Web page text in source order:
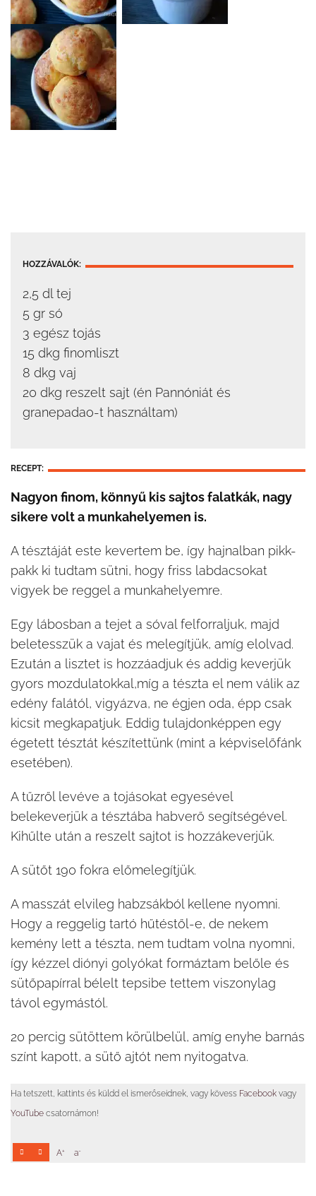
HOZZÁVALÓK:
2,5 dl tej
5 gr só
3 egész tojás
15 dkg finomliszt
8 dkg vaj
20 dkg reszelt sajt (én Pannóniát és
granepadao-t használtam)
RECEPT:
Nagyon finom, könnyű kis sajtos falatkák, nagy
sikere volt a munkahelyemen is.
A tésztáját este kevertem be, így hajnalban pikk-
pakk ki tudtam sütni, hogy friss labdacsokat
vigyek be reggel a munkahelyemre.
Egy lábosban a tejet a sóval felforraljuk, majd
beletesszük a vajat és melegítjük, amíg elolvad.
Ezután a lisztet is hozzáadjuk és addig keverjük
gyors mozdulatokkal,míg a tészta el nem válik az
edény falától, vigyázva, ne égjen oda, épp csak
kicsit megkapatjuk. Eddig tulajdonképpen egy
égetett tésztát készítettünk (mint a képviselőfánk
esetében).
A tűzről levéve a tojásokat egyesével
belekeverjük a tésztába habverő segítségével.
Kihűlte után a reszelt sajtot is hozzákeverjük.
A sütőt 190 fokra előmelegítjük.
A masszát elvileg habzsákból kellene nyomni.
Hogy a reggelig tartó hűtéstől-e, de nekem
kemény lett a tészta, nem tudtam volna nyomni,
így kézzel diónyi golyókat formáztam belőle és
sütőpapírral bélelt tepsibe tettem viszonylag
távol egymástól.
20 percig sütöttem körülbelül, amíg enyhe barnás
színt kapott, a sütő ajtót nem nyitogatva.
Ha tetszett, kattints és küldd el ismerőseidnek, vagy kövess Facebook vagy
YouTube csatornámon!
A+ a-